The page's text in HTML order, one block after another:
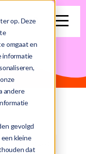
op. Deze
omgaat en
informatie
andere
gevolgd
kleine
dat
search
voor automatische
zoekveld is leeg.
Randstad